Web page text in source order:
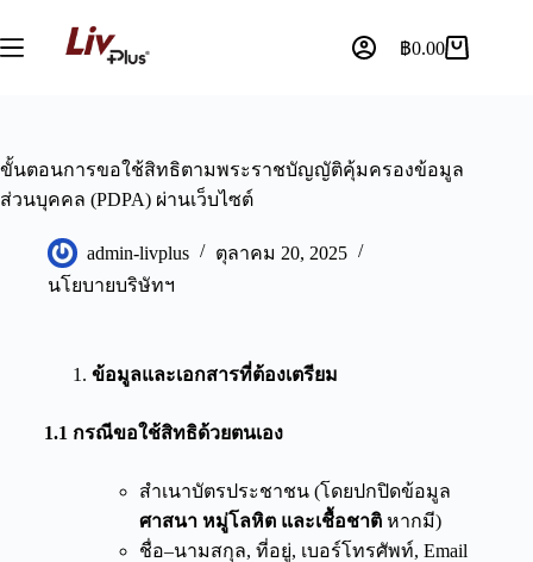
฿0.00
ขั้นตอนการขอใช้สิทธิตามพระราชบัญญัติคุ้มครองข้อมูล
ส่วนบุคคล (PDPA) ผ่านเว็บไซต์
admin-livplus
ตุลาคม 20, 2025
นโยบายบริษัทฯ
ข้อมูลและเอกสารที่ต้องเตรียม
1.1 กรณีขอใช้สิทธิด้วยตนเอง
สำเนาบัตรประชาชน (โดยปกปิดข้อมูล
ศาสนา หมู่โลหิต และเชื้อชาติหากมี)
ชื่อ–นามสกุล, ที่อยู่, เบอร์โทรศัพท์, Email